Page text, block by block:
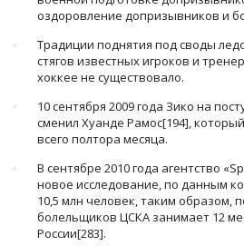
оздоровление допризывников и
Традиции поднятия под своды
стягов известных игроков и
хоккее не существовало.
10 сентября 2009 года Зико на
сменил Хуанде Рамос[194],
всего полтора месяца.
В сентябре 2010 года агентство
новое исследование, по данным
10,5 млн человек, таким образом,
болельщиков ЦСКА занимает 12
России[283].